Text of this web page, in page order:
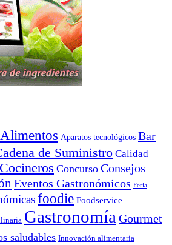
Alimentos Aparatos tecnológicos Bar
de Suministro Calidad
Cocineros Concurso Consejos
Eventos Gastronómicos Feria
foodie Foodservice
Gastronomía Gourmet
saludables Innovación alimentaria